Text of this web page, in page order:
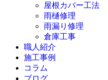
屋根カバー工法
雨樋修理
雨漏り修理
倉庫工事
職人紹介
施工事例
コラム